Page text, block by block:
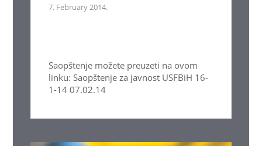
7. February 2014.
Saopštenje možete preuzeti na ovom
linku: Saopštenje za javnost USFBiH 16-
1-14 07.02.14